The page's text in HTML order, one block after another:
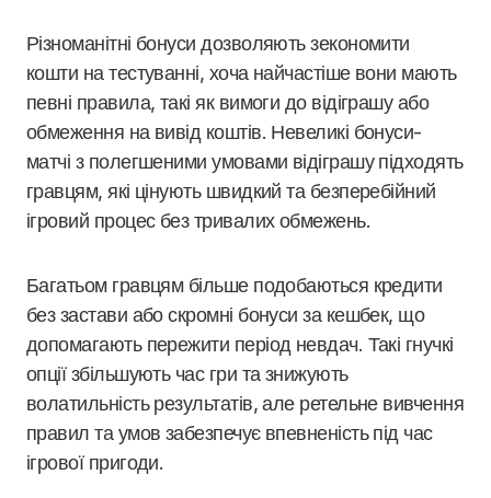
Різноманітні бонуси дозволяють зекономити
кошти на тестуванні, хоча найчастіше вони мають
певні правила, такі як вимоги до відіграшу або
обмеження на вивід коштів. Невеликі бонуси-
матчі з полегшеними умовами відіграшу підходять
гравцям, які цінують швидкий та безперебійний
ігровий процес без тривалих обмежень.
Багатьом гравцям більше подобаються кредити
без застави або скромні бонуси за кешбек, що
допомагають пережити період невдач. Такі гнучкі
опції збільшують час гри та знижують
волатильність результатів, але ретельне вивчення
правил та умов забезпечує впевненість під час
ігрової пригоди.